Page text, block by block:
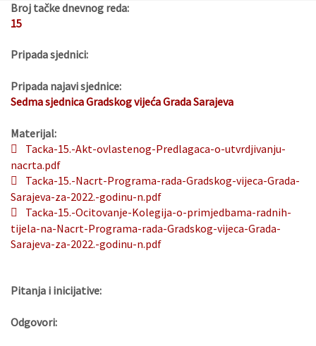
Broj tačke dnevnog reda:
15
Pripada sjednici:
Pripada najavi sjednice:
Sedma sjednica Gradskog vijeća Grada Sarajeva
Materijal:
Tacka-15.-Akt-ovlastenog-Predlagaca-o-utvrdjivanju-
nacrta.pdf
Tacka-15.-Nacrt-Programa-rada-Gradskog-vijeca-Grada-
Sarajeva-za-2022.-godinu-n.pdf
Tacka-15.-Ocitovanje-Kolegija-o-primjedbama-radnih-
tijela-na-Nacrt-Programa-rada-Gradskog-vijeca-Grada-
Sarajeva-za-2022.-godinu-n.pdf
Pitanja i inicijative:
Odgovori: